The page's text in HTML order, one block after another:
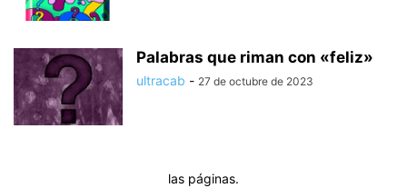
Palabras que riman con «feliz»
ultracab - 27 de octubre de 2023
las páginas.